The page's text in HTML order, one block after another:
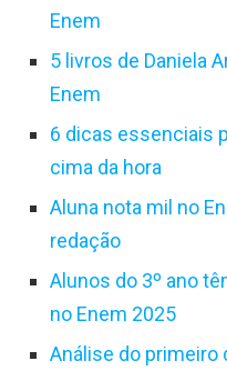
Enem
5 livros de Daniela
Enem
6 dicas essenciais
cima da hora
Aluna nota mil no
redação
Alunos do 3º ano
no Enem 2025
Análise do primeiro